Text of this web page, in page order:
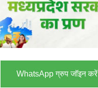
WhatsApp ग्रुप जॉइन करें